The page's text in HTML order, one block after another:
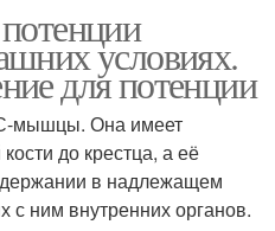
условиях.
для потенции
мышцы. Она имеет
до крестца, а её
в надлежащем
ним внутренних органов.